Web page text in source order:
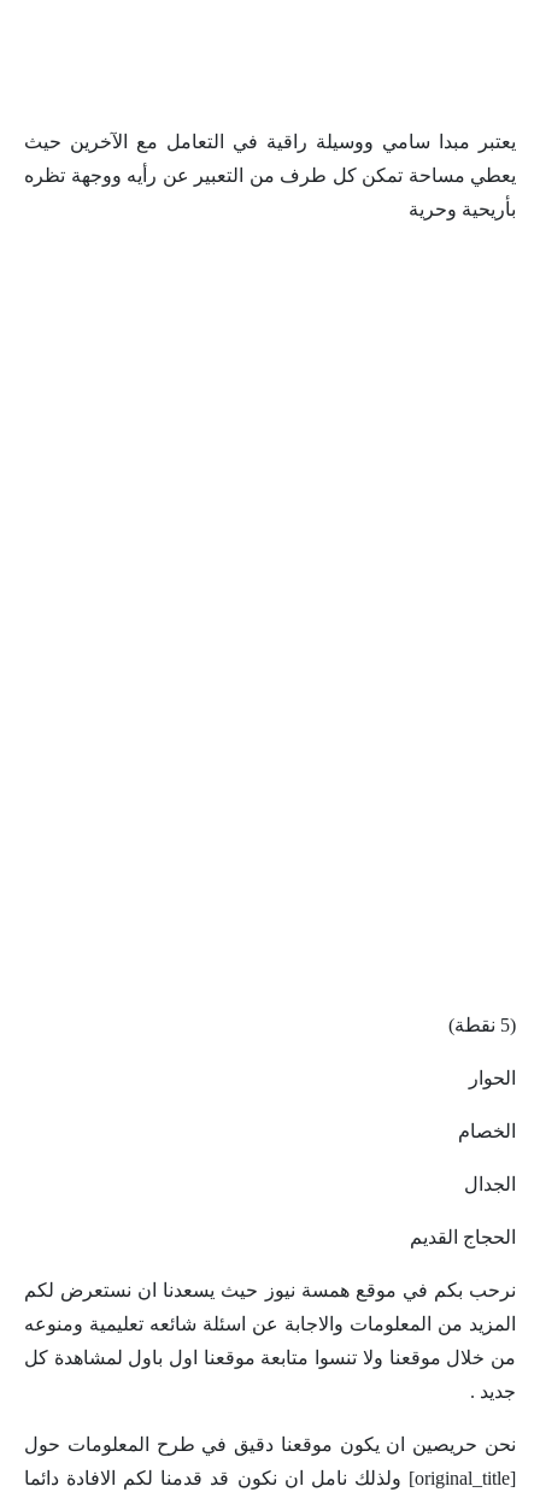
يعتبر مبدا سامي ووسيلة راقية في التعامل مع الآخرين حيث
يعطي مساحة تمكن كل طرف من التعبير عن رأيه ووجهة تظره
بأريحية وحرية
(5 نقطة)
الحوار
الخصام
الجدال
الحجاج القديم
نرحب بكم في موقع همسة نيوز حيث يسعدنا ان نستعرض لكم
المزيد من المعلومات والاجابة عن اسئلة شائعه تعليمية ومنوعه
من خلال موقعنا ولا تنسوا متابعة موقعنا اول باول لمشاهدة كل
جديد .
نحن حريصين ان يكون موقعنا دقيق في طرح المعلومات حول
[original_title] ولذلك نامل ان نكون قد قدمنا لكم الافادة دائما